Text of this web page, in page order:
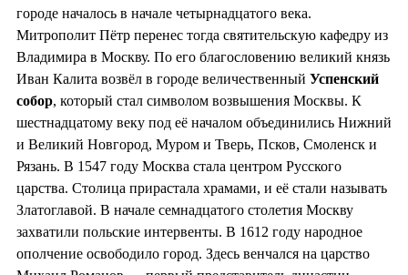
городе началось в начале четырнадцатого века.
Митрополит Пётр перенес тогда святительскую кафедру из
Владимира в Москву. По его благословению великий князь
Иван Калита возвёл в городе величественный Успенский
собор, который стал символом возвышения Москвы. К
шестнадцатому веку под её началом объединились Нижний
и Великий Новгород, Муром и Тверь, Псков, Смоленск и
Рязань. В 1547 году Москва стала центром Русского
царства. Столица прирастала храмами, и её стали называть
Златоглавой. В начале семнадцатого столетия Москву
захватили польские интервенты. В 1612 году народное
ополчение освободило город. Здесь венчался на царство